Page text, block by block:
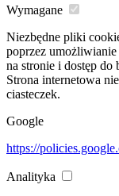
Wymagane
Niezbędne pliki
poprzez
na stronie i dostęp do
Strona internetowa
ciasteczek.
Google
https://
Analityka